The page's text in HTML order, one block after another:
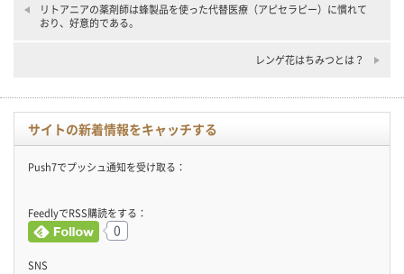
リトアニアの薬剤師は蜂製品を使った代替医療（アピセラピー）に慣れて
おり、好意的である。
レンゲ花はちみつとは？
サイトの新着情報をキャッチする
Push7でプッシュ通知を受け取る：
FeedlyでRSS購読をする：
0
SNS